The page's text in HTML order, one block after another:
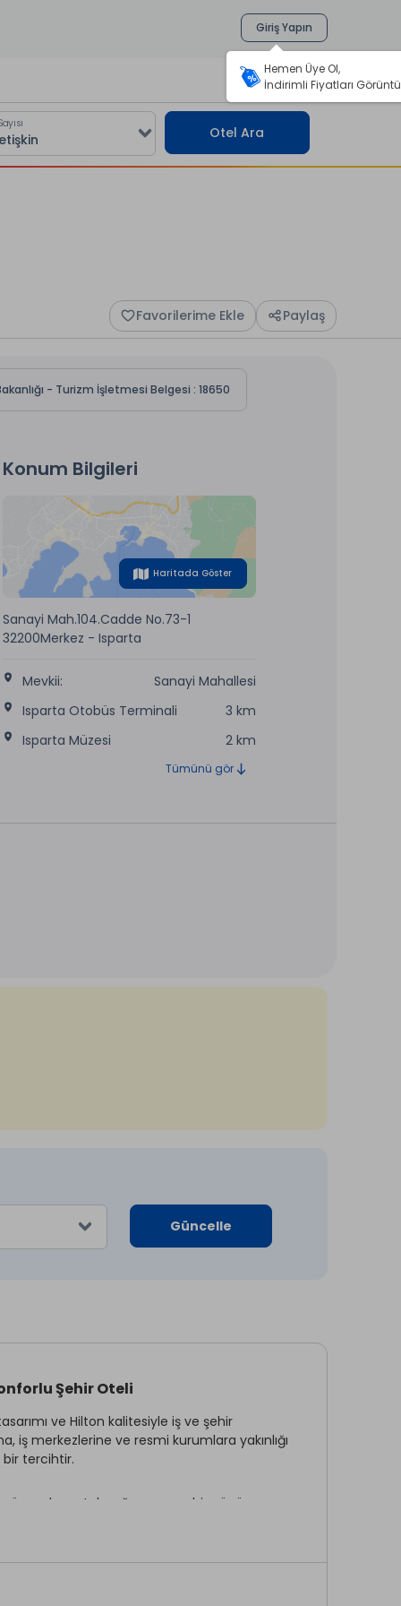
Giriş Yapın
Otel Ara
Favorilerime Ekle Paylaş
- Turizm İşletmesi Belgesi : 18650
Konum Bilgileri
Haritada Göster
Sanayi Mah.104.Cadde No.73-1
32200Merkez - Isparta
Mevkii:
Sanayi Mahallesi
Isparta Otobüs Terminali
3 km
Isparta Müzesi
2 km
Tümünü gör
Güncelle
Şehir Oteli
ve Hilton kalitesiyle iş ve şehir
iş merkezlerine ve resmi kurumlara yakınlığı
bir tercihtir.
öne çıkan otel, yoğun geçen bir günün
Hilton Garden Inn Isparta, konfor, kalite
Hemen Üye Ol,
İndirimli Fiyatları